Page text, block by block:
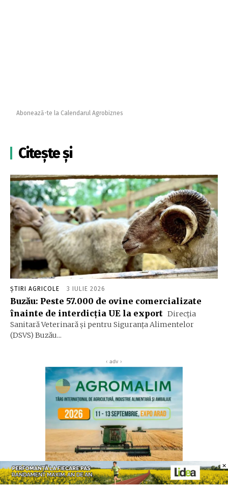
Abonează-te la Calendarul Agrobiznes
Citește și
ȘTIRI AGRICOLE 3 IULIE 2026
Buzău: Peste 57.000 de ovine comercializate
înainte de interdicția UE la export Direcția
Sanitară Veterinară și pentru Siguranța Alimentelor
(DSVS) Buzău...
‹ adv ›
×
×